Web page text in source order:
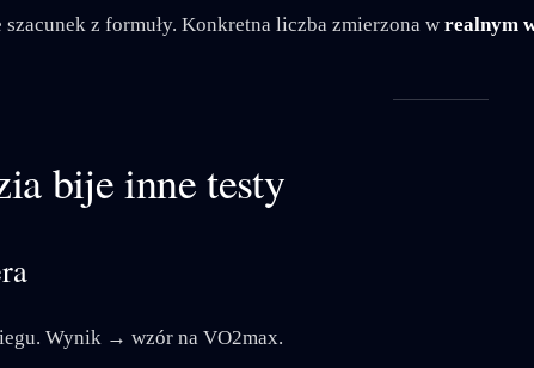
z formuły. Konkretna liczba zmierzona w realnym
bije inne testy
Wynik → wzór na VO2max.